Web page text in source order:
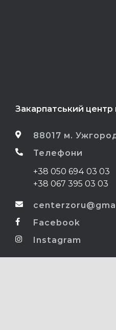
Закарпатський центр
88017 м.
Телефони
+38 050 694 03 03
+38 067 395 03 03
Facebook
Instagram